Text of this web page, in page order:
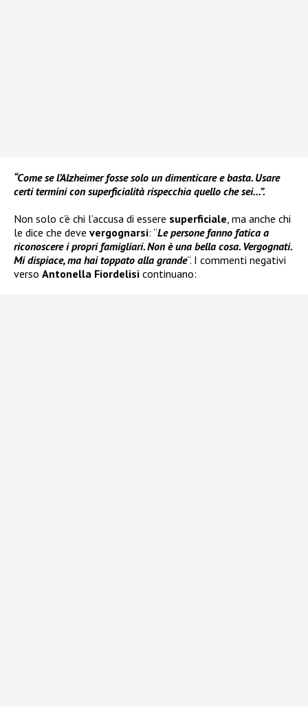
“Come se l’Alzheimer fosse solo un dimenticare e basta. Usare
certi termini con superficialità rispecchia quello che sei…”.
Non solo c’è chi l’accusa di essere superficiale, ma anche chi
le dice che deve vergognarsi: “Le persone fanno fatica a
riconoscerei propri famigliari. Non è una bella cosa. Vergognati.
Mi dispiace, ma hai toppato alla grande“. I commenti negativi
verso Antonella Fiordelisi continuano: